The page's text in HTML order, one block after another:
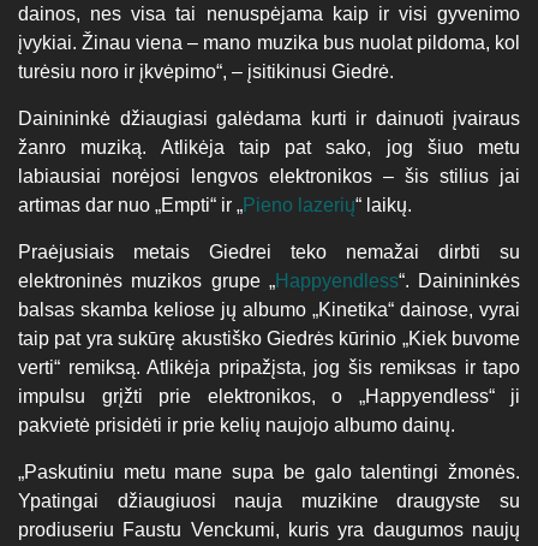
dainos, nes visa tai nenuspėjama kaip ir visi gyvenimo
įvykiai. Žinau viena – mano muzika bus nuolat pildoma, kol
turėsiu noro ir įkvėpimo“, – įsitikinusi Giedrė.
Dainininkė džiaugiasi galėdama kurti ir dainuoti įvairaus
žanro muziką. Atlikėja taip pat sako, jog šiuo metu
labiausiai norėjosi lengvos elektronikos – šis stilius jai
artimas dar nuo „Empti“ ir „Pieno lazerių“ laikų.
Praėjusiais metais Giedrei teko nemažai dirbti su
elektroninės muzikos grupe „Happyendless“. Dainininkės
balsas skamba keliose jų albumo „Kinetika“ dainose, vyrai
taip pat yra sukūrę akustiško Giedrės kūrinio „Kiek buvome
verti“ remiksą. Atlikėja pripažįsta, jog šis remiksas ir tapo
impulsu grįžti prie elektronikos, o „Happyendless“ ji
pakvietė prisidėti ir prie kelių naujojo albumo dainų.
„Paskutiniu metu mane supa be galo talentingi žmonės.
Ypatingai džiaugiuosi nauja muzikine draugyste su
prodiuseriu Faustu Venckumi, kuris yra daugumos naujų